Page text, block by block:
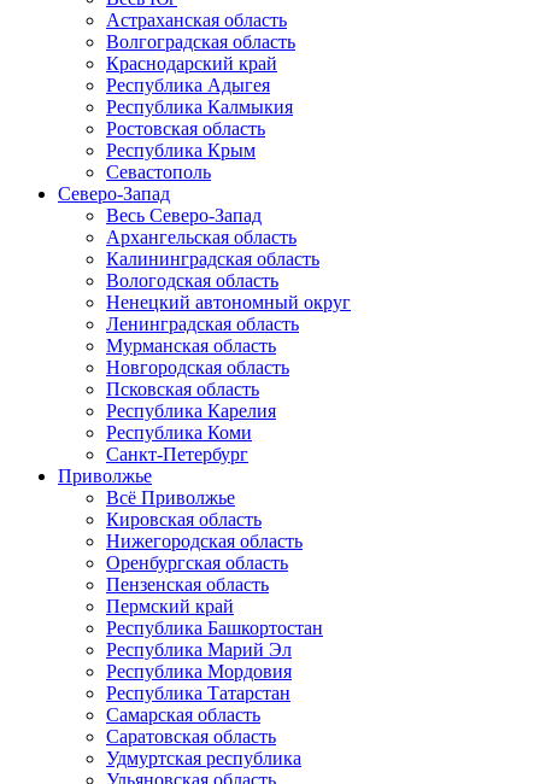
Астраханская область
Волгоградская область
Краснодарский край
Республика Адыгея
Республика Калмыкия
Ростовская область
Республика Крым
Севастополь
Северо-Запад
Весь Северо-Запад
Архангельская область
Калининградская область
Вологодская область
Ненецкий автономный округ
Ленинградская область
Мурманская область
Новгородская область
Псковская область
Республика Карелия
Республика Коми
Санкт-Петербург
Приволжье
Всё Приволжье
Кировская область
Нижегородская область
Оренбургская область
Пензенская область
Пермский край
Республика Башкортостан
Республика Марий Эл
Республика Мордовия
Республика Татарстан
Самарская область
Саратовская область
Удмуртская республика
Ульяновская область